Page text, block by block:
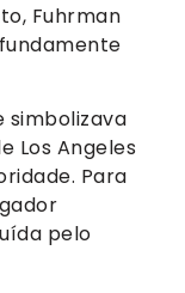
Fuhrman
simbolizava
Los Angeles
Para
pelo